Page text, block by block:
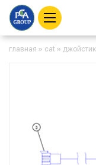
главная » cat »